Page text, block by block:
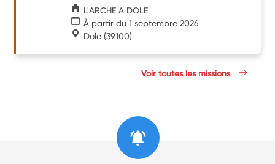
L'ARCHE A DOLE
À partir du 1 septembre 2026
Dole (39100)
Voir toutes les missions